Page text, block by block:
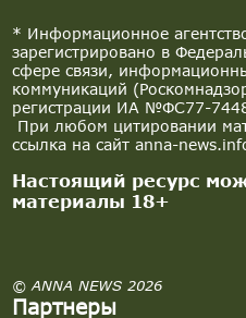
* Информационное
зарегистрировано в
сфере связи,
коммуникаций
регистрации ИА №ФС77-
При любом цитировании
ссылка на сайт anna-
Настоящий ресурс
материалы 18+
© ANNA NEWS 2026
Партнеры